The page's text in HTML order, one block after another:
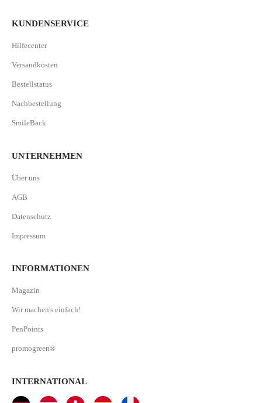
KUNDENSERVICE
Hilfecenter
Versandkosten
Bestellstatus
Nachbestellung
SmileBack
UNTERNEHMEN
Über uns
AGB
Datenschutz
Impressum
INFORMATIONEN
Magazin
Wir machen's einfach!
PenPoints
promogreen®
INTERNATIONAL